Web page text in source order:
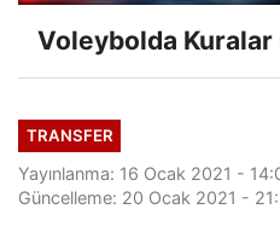
Voleybolda
TRANSFER
Yayınlanma: 16 Ocak 2021 -
Güncelleme: 20 Ocak 2021 -